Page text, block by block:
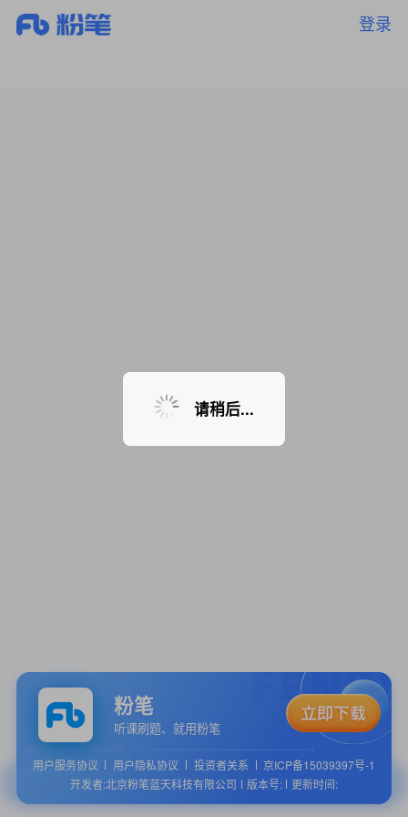
登录
暂无课程，敬请期待
粉笔
听课刷题、就用粉笔
用户服务协议 用户隐私协议 投资者关系
京ICP备15039397号-1
开发者:北京粉笔蓝天科技有限公司
版本号: 更新时间:
请稍后...